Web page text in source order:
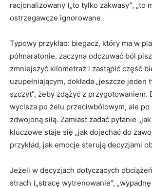
racjonalizowany („to tylko zakwasy”, „to
ostrzegawcze ignorowane.
Typowy przykład: biegacz, który ma w
półmaratonie, zaczyna odczuwać ból
zmniejszyć kilometraż i zastąpić część
uzupełniającym, dokłada „jeszcze jeden
szczyt”, żeby zdążyć z przygotowaniem.
wycisza po żelu przeciwbólowym, ale po
zdwojoną siłą. Zamiast zadać pytanie
kluczowe staje się „jak dojechać do
przykład, jak emocje sterują decyzjami
Jeżeli w decyzjach dotyczących
strach („stracę wytrenowanie”,